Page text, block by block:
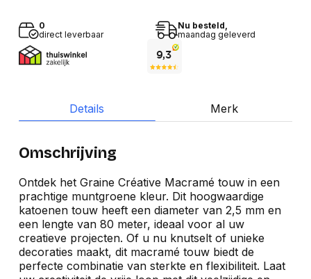
0
direct leverbaar
Nu besteld,
maandag geleverd
Details Merk
Omschrijving
Ontdek het Graine Créative Macramé touw in een
prachtige muntgroene kleur. Dit hoogwaardige
katoenen touw heeft een diameter van 2,5 mm en
een lengte van 80 meter, ideaal voor al uw
creatieve projecten. Of u nu knutselt of unieke
decoraties maakt, dit macramé touw biedt de
perfecte combinatie van sterkte en flexibiliteit. Laat